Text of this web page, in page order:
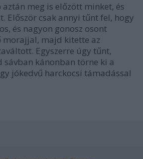
meg is előzött minket, és
Először csak annyi tűnt fel, hogy
és nagyon gonosz osont
morajjal, majd kitette az
Egyszerre úgy tűnt,
sávban kánonban törne ki a
jókedvű harckocsi támadással